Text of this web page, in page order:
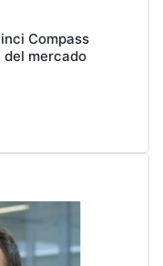
Compass
mercado